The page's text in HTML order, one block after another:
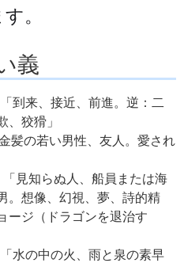
。
義
「到来、接近、前進。逆：二
狡猾」
髪の若い男性、友人。愛され
「見知らぬ人、船員または海
。想像、幻視、夢、詩的精
ージ（ドラゴンを退治す
「水の中の火、雨と泉の素早